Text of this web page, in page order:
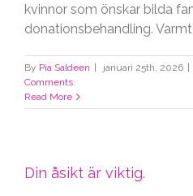
kvinnor som önskar bilda
donationsbehandling.
By Pia Saldeen januari 25th, 2026
Comments
Read More
Din åsikt är viktig.